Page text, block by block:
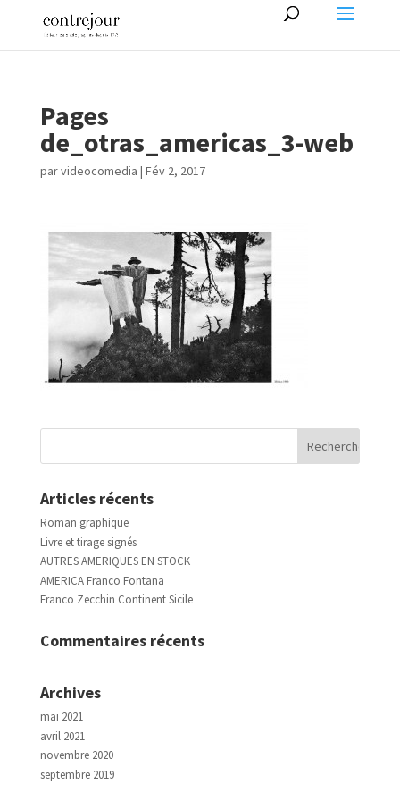
Pages
de_otras_americas_3-web
parvideocomedia | Fév 2, 2017
Articles récents
Roman graphique
Livre et tirage signés
AUTRES AMERIQUES EN STOCK
AMERICA Franco Fontana
Franco Zecchin Continent Sicile
Commentaires récents
Archives
mai 2021
avril 2021
novembre 2020
septembre 2019